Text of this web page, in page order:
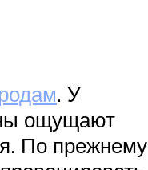
. У
ощущают
По прежнему